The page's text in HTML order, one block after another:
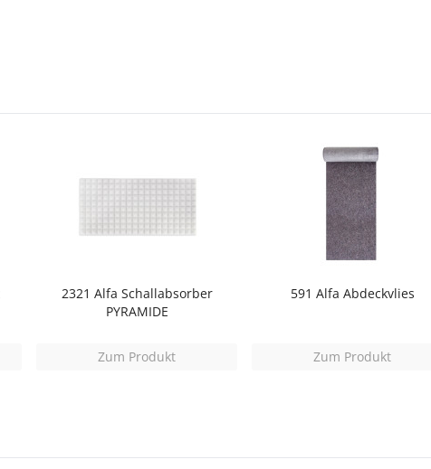
2321 Alfa Schallabsorber
PYRAMIDE
Zum Produkt
591 Alfa Abdeckvlies
Zum Produkt